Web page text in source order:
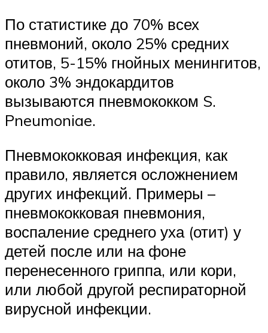
По статистике до 70% всех
пневмоний, около 25% средних
отитов, 5-15% гнойных менингитов,
около 3% эндокардитов
вызываются пневмококком S.
Pneumoniae.
Пневмококковая инфекция, как
правило, является осложнением
других инфекций. Примеры –
пневмококковая пневмония,
воспаление среднего уха (отит) у
детей после или на фоне
перенесенного гриппа, или кори,
или любой другой респираторной
вирусной инфекции.